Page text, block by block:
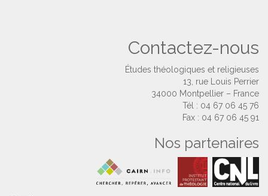
Contactez-nous
Études théologiques et religieuses
13, rue Louis Perrier
34000 Montpellier – France
Tél : 04 67 06 45 76
Fax : 04 67 06 45 91
Nos partenaires